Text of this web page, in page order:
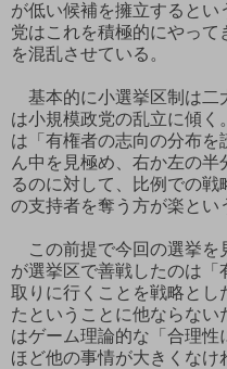
が低い候補を擁立すると
党はこれを積極的にやっ
を混乱させている。
基本的に小選挙区制は二
は小規模政党の乱立に傾
は「有権者の志向の分布
ん中を見極め、右か左の
るのに対して、比例での
の支持者を奪う方が楽とい
この前提で今回の選挙を
が選挙区で善戦したのは「
取りに行くことを戦略と
たということに他ならない
はゲーム理論的な「合理性
ほど他の事情が大きくなけ